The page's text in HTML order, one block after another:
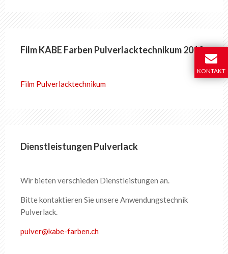
Film KABE Farben Pulverlacktechnikum 2018
Film Pulverlacktechnikum
Dienstleistungen Pulverlack
Wir bieten verschieden Dienstleistungen an.
Bitte kontaktieren Sie unsere Anwendungstechnik
Pulverlack.
pulver@kabe-farben.ch
KONTAKT